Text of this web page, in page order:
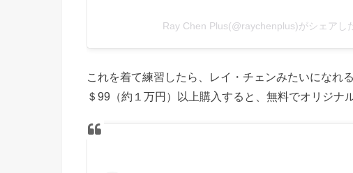
Ray Chen Plus(@raychenplus)がシェアし
これを着て練習したら、レイ・チェンみたいになれ
＄99（約１万円）以上購入すると、無料でオリジナ